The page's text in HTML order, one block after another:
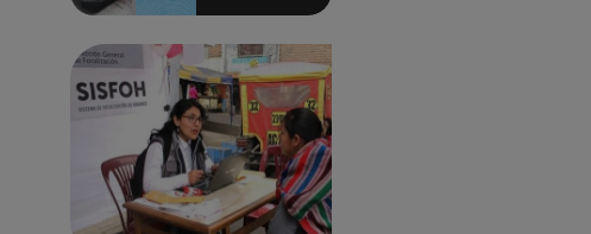
detalles